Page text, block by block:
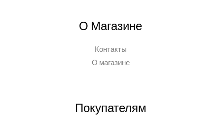
О Магазине
Контакты
О магазине
Покупателям